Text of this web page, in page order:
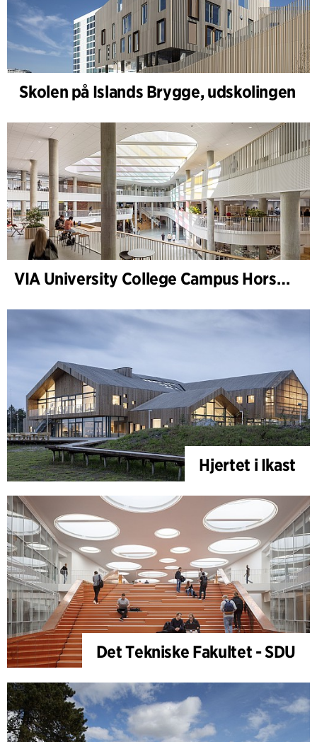
Skolen på Islands Brygge, udskolingen
VIA University College Campus Horsens
Hjertet i Ikast
Det Tekniske Fakultet - SDU